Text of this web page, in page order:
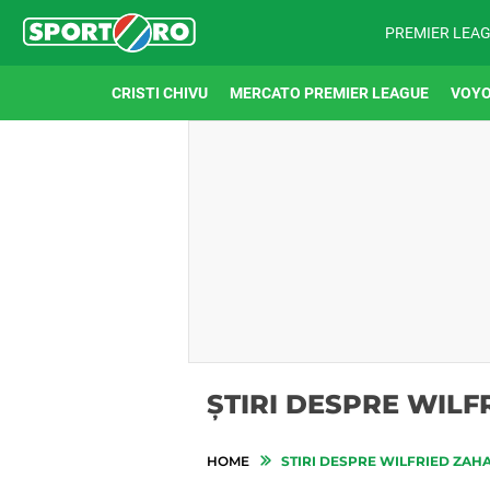
PREMIER
CRISTI CHIVU MERCATO PREMIER LEAGUE
ȘTIRI DESPRE
HOME STIRI DESPRE WILFRIED